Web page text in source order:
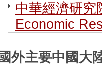
中華經濟研
Economic
國外主要中國